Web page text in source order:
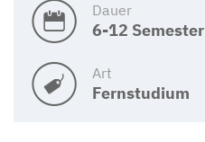
Dauer
6-12 Semester
Art
Fernstudium